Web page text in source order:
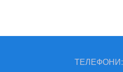
ТЕЛЕФОНИ: